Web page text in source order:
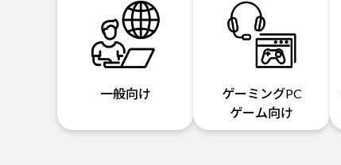
一般向け
ゲーミングPC
ゲーム向け